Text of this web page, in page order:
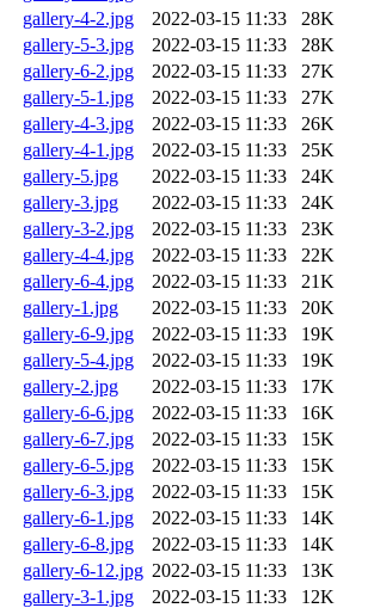
gallery-4-2.jpg
2022-03-15 11:33
28K
gallery-5-3.jpg
2022-03-15 11:33
28K
gallery-6-2.jpg
2022-03-15 11:33
27K
gallery-5-1.jpg
2022-03-15 11:33
27K
gallery-4-3.jpg
2022-03-15 11:33
26K
gallery-4-1.jpg
2022-03-15 11:33
25K
gallery-5.jpg
2022-03-15 11:33
24K
gallery-3.jpg
2022-03-15 11:33
24K
gallery-3-2.jpg
2022-03-15 11:33
23K
gallery-4-4.jpg
2022-03-15 11:33
22K
gallery-6-4.jpg
2022-03-15 11:33
21K
gallery-1.jpg
2022-03-15 11:33
20K
gallery-6-9.jpg
2022-03-15 11:33
19K
gallery-5-4.jpg
2022-03-15 11:33
19K
gallery-2.jpg
2022-03-15 11:33
17K
gallery-6-6.jpg
2022-03-15 11:33
16K
gallery-6-7.jpg
2022-03-15 11:33
15K
gallery-6-5.jpg
2022-03-15 11:33
15K
gallery-6-3.jpg
2022-03-15 11:33
15K
gallery-6-1.jpg
2022-03-15 11:33
14K
gallery-6-8.jpg
2022-03-15 11:33
14K
gallery-6-12.jpg 2022-03-15 11:33
13K
gallery-3-1.jpg
2022-03-15 11:33
12K